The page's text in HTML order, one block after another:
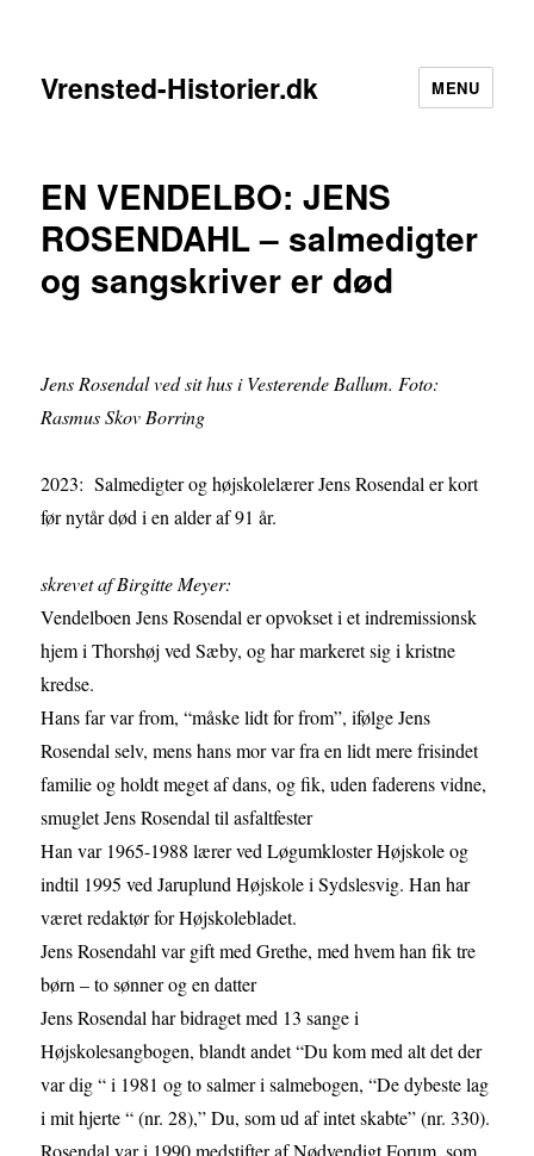
Vrensted-Historier.dk MENU
EN VENDELBO: JENS
ROSENDAHL – salmedigter
og sangskriver er død
Jens Rosendal ved sit hus i Vesterende Ballum. Foto:
Rasmus Skov Borring
2023: Salmedigter og højskolelærer Jens Rosendal er kort
før nytår død i en alder af 91 år.
skrevet af Birgitte Meyer:
Vendelboen Jens Rosendal er opvokset i et indremissionsk
hjem i Thorshøj ved Sæby, og har markeret sig i kristne
kredse.
Hans far var from, “måske lidt for from”, ifølge Jens
Rosendal selv, mens hans mor var fra en lidt mere frisindet
familie og holdt meget af dans, og fik, uden faderens vidne,
smuglet Jens Rosendal til asfaltfester
Han var 1965-1988 lærer ved Løgumkloster Højskole og
indtil 1995 ved Jaruplund Højskole i Sydslesvig. Han har
været redaktør for Højskolebladet.
Jens Rosendahl var gift med Grethe, med hvem han fik tre
børn – to sønner og en datter
Jens Rosendal har bidraget med 13 sange i
Højskolesangbogen, blandt andet “Du kom med alt det der
var dig “ i 1981 og to salmer i salmebogen, “De dybeste lag
i mit hjerte “ (nr. 28),” Du, som ud af intet skabte” (nr. 330).
Rosendal var i 1990 medstifter af Nødvendigt Forum, som